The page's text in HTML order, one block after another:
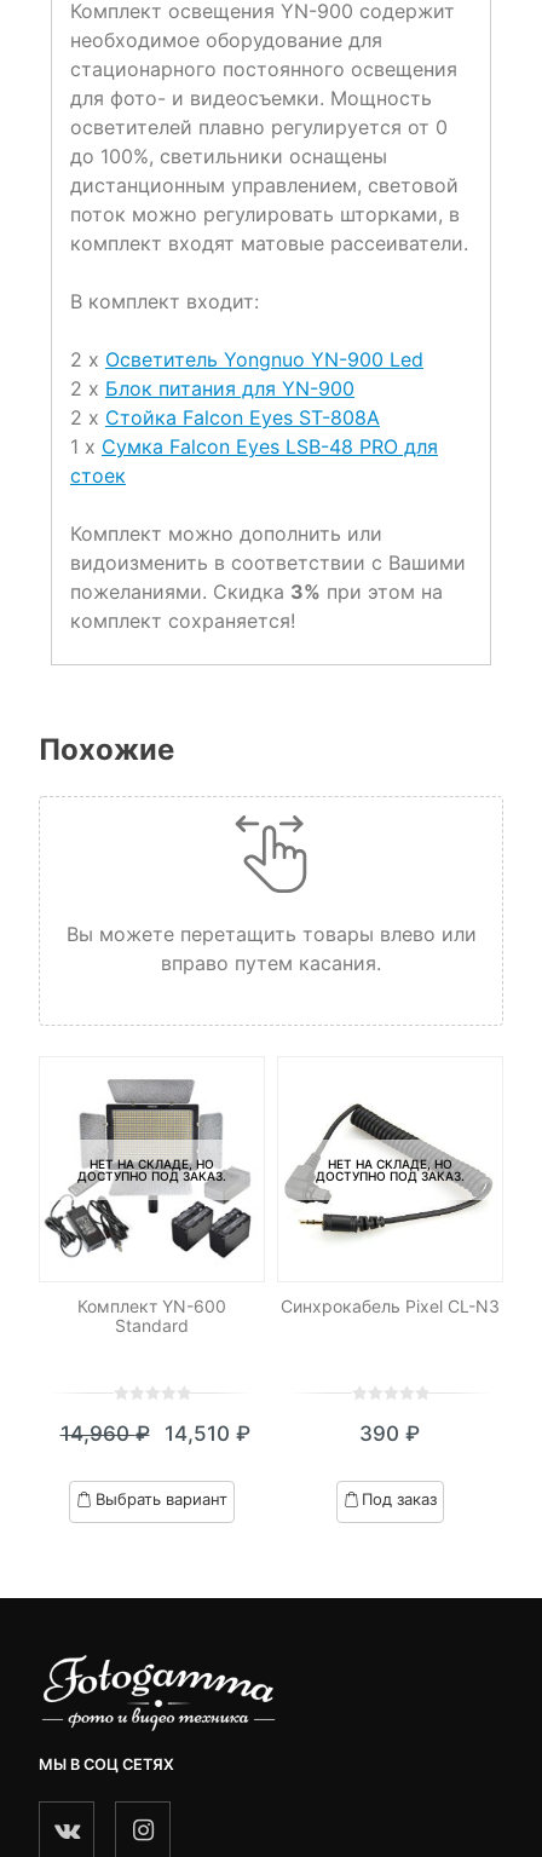
Комплект освещения YN-900 содержит
необходимое оборудование для
стационарного постоянного освещения
для фото- и видеосъемки. Мощность
осветителей плавно регулируется от 0
до 100%, светильники оснащены
дистанционным управлением, световой
поток можно регулировать шторками, в
комплект входят матовые рассеиватели.
В комплект входит:
2 x Осветитель Yongnuo YN-900 Led
2 x Блок питания для YN-900
2 x Стойка Falcon Eyes ST-808A
1 x Сумка Falcon Eyes LSB-48 PRO для
стоек
Комплект можно дополнить или
видоизменить в соответствии с Вашими
пожеланиями. Скидка 3% при этом на
комплект сохраняется!
Похожие
Вы можете перетащить товары влево или
вправо путем касания.
НЕТ НА СКЛАДЕ, НО
ДОСТУПНО ПОД ЗАКАЗ.
Комплект YN-600
Standard
out
based
on
14,960₽
Первоначальная
цена
составляла
14,510 ₽
Текущая
цена:
14,510 ₽.
Выбрать вариант
НЕТ НА СКЛАДЕ, НО
ДОСТУПНО ПОД ЗАКАЗ.
Синхрокабель Pixel CL-N3
out
based
on
390 ₽
Под заказ
МЫ В СОЦ СЕТЯХ